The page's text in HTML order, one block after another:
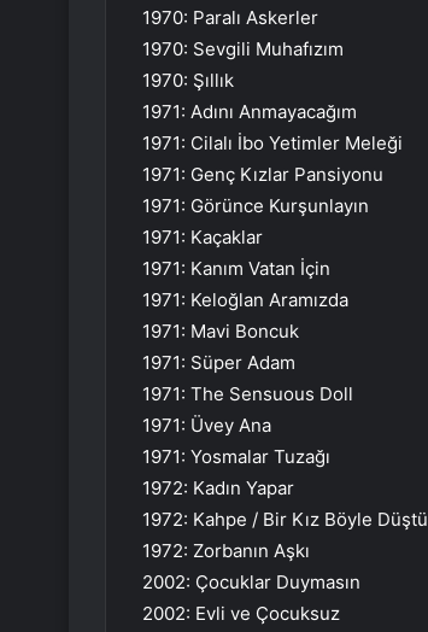
1970: Paralı Askerler
1970: Sevgili Muhafızım
1970: Şıllık
1971: Adını Anmayacağım
1971: Cilalı İbo Yetimler Meleği
1971: Genç Kızlar Pansiyonu
1971: Görünce Kurşunlayın
1971: Kaçaklar
1971: Kanım Vatan İçin
1971: Keloğlan Aramızda
1971: Mavi Boncuk
1971: Süper Adam
1971: The Sensuous Doll
1971: Üvey Ana
1971: Yosmalar Tuzağı
1972: Kadın Yapar
1972: Kahpe / Bir Kız Böyle Düştü
1972: Zorbanın Aşkı
2002: Çocuklar Duymasın
2002: Evli ve Çocuksuz